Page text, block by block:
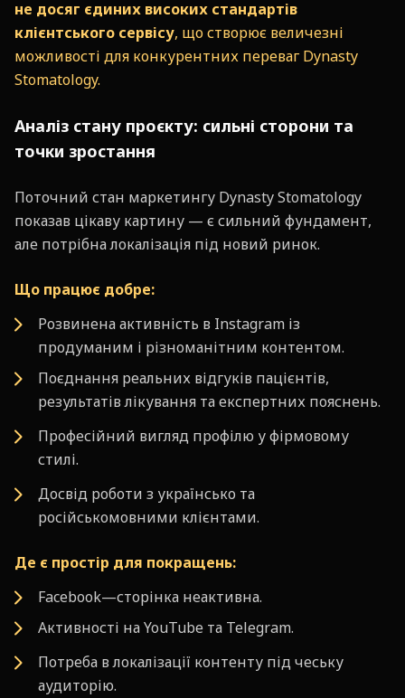
не досяг єдиних високих стандартів
клієнтського сервісу, що створює величезні
можливості для конкурентних переваг Dynasty
Stomatology.
Аналіз стану проєкту: сильні сторони та
точки зростання
Поточний стан маркетингу Dynasty Stomatology
показав цікаву картину — є сильний фундамент,
але потрібна локалізація під новий ринок.
Що працює добре:
Розвинена активність в Instagram із
продуманим і різноманітним контентом.
Поєднання реальних відгуків пацієнтів,
результатів лікування та експертних пояснень.
Професійний вигляд профілю у фірмовому
стилі.
Досвід роботи з українсько та
російськомовними клієнтами.
Де є простір для покращень:
Facebook—сторінка неактивна.
Активності на YouTube та Telegram.
Потреба в локалізації контенту під чеську
аудиторію.